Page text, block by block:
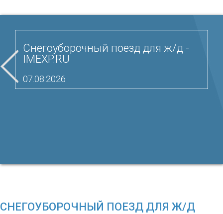
Снегоуборочный поезд для ж/д -
IMEXP.RU
07.08.2026
СНЕГОУБОРОЧНЫЙ ПОЕЗД ДЛЯ Ж/Д